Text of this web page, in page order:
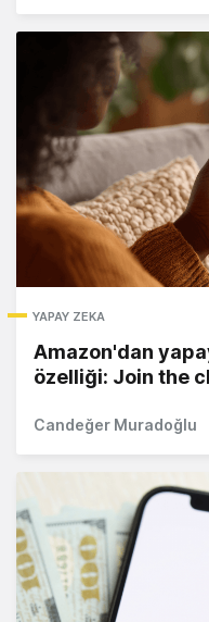
YAPAY ZEKA
Amazon'dan
özelliği: Join the
Candeğer Muradoğlu